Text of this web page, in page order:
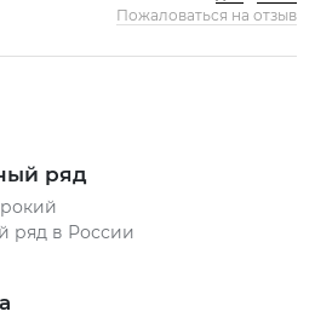
Пожаловаться на отзыв
ряд
ряд в России